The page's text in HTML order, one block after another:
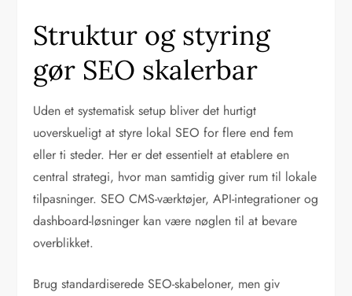
Struktur og styring
gør SEO skalerbar
Uden et systematisk setup bliver det hurtigt
uoverskueligt at styre lokal SEO for flere end fem
eller ti steder. Her er det essentielt at etablere en
central strategi, hvor man samtidig giver rum til lokale
tilpasninger. SEO CMS-værktøjer, API-integrationer og
dashboard-løsninger kan være nøglen til at bevare
overblikket.
Brug standardiserede SEO-skabeloner, men giv